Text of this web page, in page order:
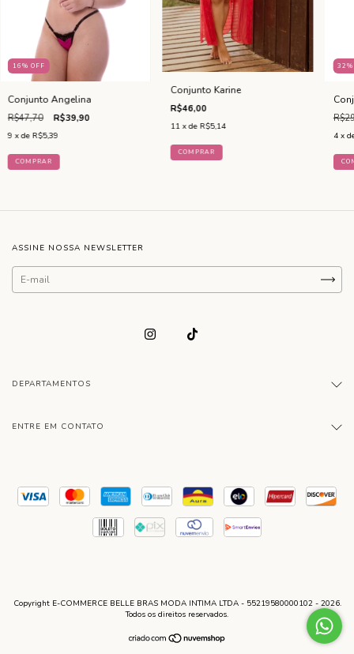
16% OFF
Conjunto Angelina
R$47,70 R$39,90
9 x de R$5,39
COMPRAR
Conjunto Karine
R$46,00
11 x de R$5,14
COMPRAR
32
4 x
ASSINE NOSSA NEWSLETTER
DEPARTAMENTOS
ENTRE EM CONTATO
Copyright E-COMMERCE BELLE BRAS MODA INTIMA LTDA - 55219580000102 - 2026.
Todos os direitos reservados.